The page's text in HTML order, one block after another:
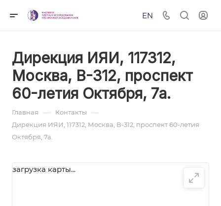
EN
Дирекция ИЯИ, 117312,
Москва, В-312, проспект
60-летия Октября, 7а.
Главная — Контакты —
Дирекция ИЯИ, 117312, Москва, В-312, проспект 60-летия
Октября, 7а.
загрузка карты...